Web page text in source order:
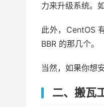
力来升级系统。
此外，CentOS
BBR 的那几个。
当然，如果你想
二、搬瓦